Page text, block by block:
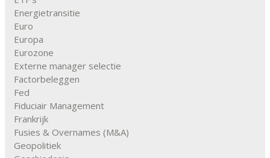
Energietransitie
Euro
Europa
Eurozone
Externe manager selectie
Factorbeleggen
Fed
Fiduciair Management
Frankrijk
Fusies & Overnames (M&A)
Geopolitiek